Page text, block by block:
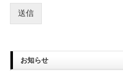
送信
お知らせ